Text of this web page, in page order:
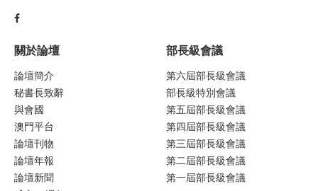
關於論壇
論壇簡介
秘書長致辭
與會國
澳門平台
論壇刊物
論壇年報
論壇新聞
部長級會議
第六屆部長級會議
部長級特別會議
第五屆部長級會議
第四屆部長級會議
第三屆部長級會議
第二屆部長級會議
第一屆部長級會議